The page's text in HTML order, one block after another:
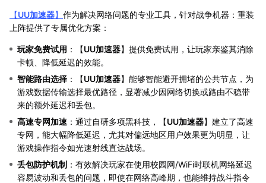
【UU加速器】 作为解决网络问题的专业工具，针对战争机器：重装
上阵提供了专属优化方案：
玩家免费试用 ：【UU加速器】提供免费试用，让玩家亲鉴其消除
卡顿、降低延迟的效能。
智能路由选择 ：【UU加速器】能够智能避开拥堵的公共节点，为
游戏数据传输选择最优路径，显著减少因网络切换或路由不稳带
来的额外延迟和丢包。
高速专网加速 ：通过自研多项黑科技，【UU加速器】建立了高速
专网，能大幅降低延迟，尤其对偏远地区用户效果更为明显，让
游戏操作指令如光速射线直达战场。
丢包防护机制 ：有效解决玩家在使用校园网/WiFi时联机网络延迟
容易波动和丢包的问题，即使在网络高峰期，也能维持战斗指令